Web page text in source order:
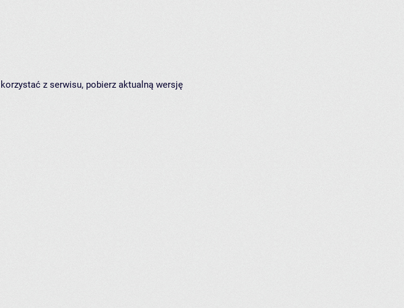
z serwisu, pobierz aktualną wersję